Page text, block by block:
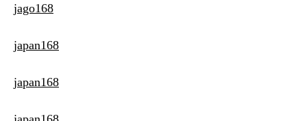
jago168
japan168
japan168